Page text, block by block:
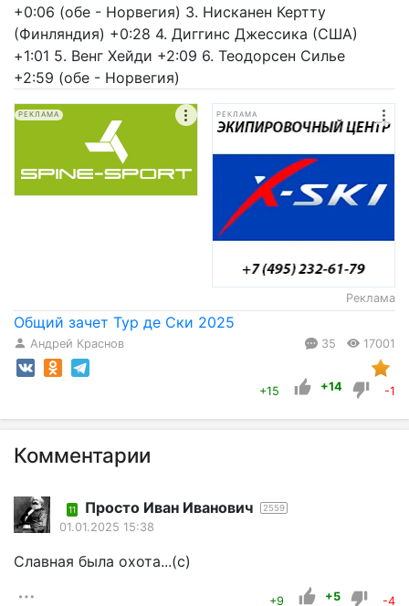
+0:06 (обе - Норвегия) 3. Нисканен Кертту
(Финляндия) +0:28 4. Диггинс Джессика (США)
+1:01 5. Венг Хейди +2:09 6. Теодорсен Силье
+2:59 (обе - Норвегия)
РЕКЛАМА РЕКЛАМА
Реклама
Общий зачет Тур де Ски 2025
Андрей Краснов 35 17001
+15 +14 -1
Комментарии
11 Просто Иван Иванович 2559
01.01.2025 15:38
Славная была охота...(с)
+9 +5 -4